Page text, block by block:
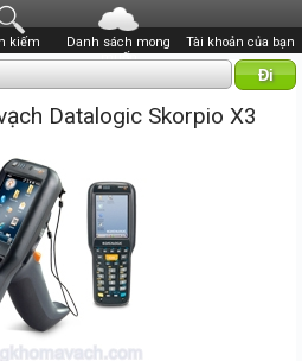
kiếm
Danh sách mong
muốn
Tài khoản của bạn
Datalogic Skorpio X3